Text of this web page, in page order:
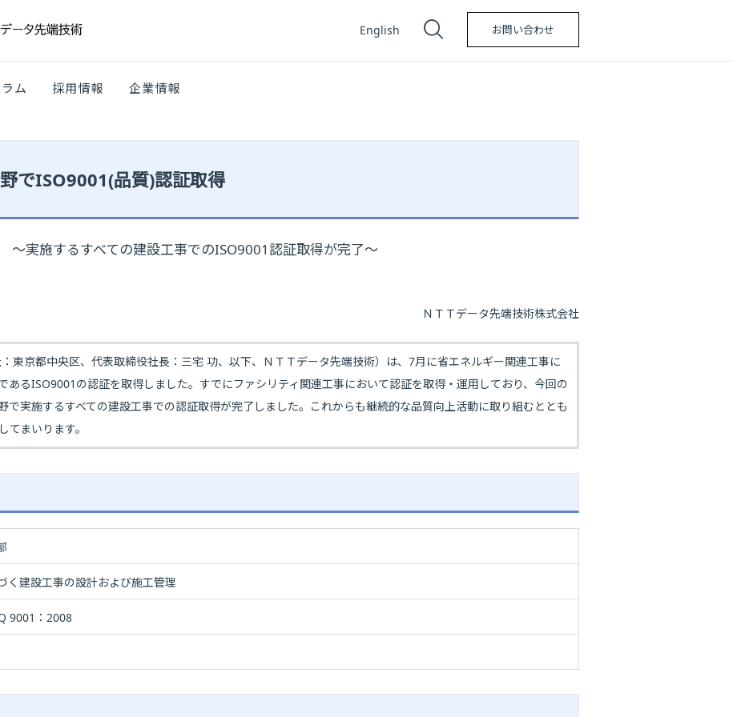
English お問い合わせ
ム 採用情報 企業情報
でISO9001(品質)認証取得
～実施するすべての建設工事でのISO9001認証取得が完了～
ＮＴＴデータ先端技術株式会社
東京都中央区、代表取締役社長：三宅 功、以下、ＮＴＴデータ先端技術）は、7月に省エネルギー関連工事に
あるISO9001の認証を取得しました。すでにファシリティ関連工事において認証を取得・運用しており、今回の
で実施するすべての建設工事での認証取得が完了しました。これからも継続的な品質向上活動に取り組むととも
まいります。
く建設工事の設計および施工管理
9001：2008